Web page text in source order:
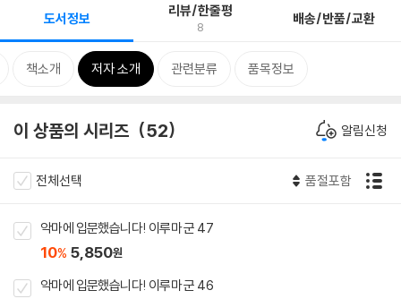
도서정보 리뷰/한줄평
8 배송/반품/교환
책소개 저자 소개 관련분류 품목정보
이 상품의 시리즈 52 알림신청
전체선택 품절포함
악마에 입문했습니다! 이루마 군 47
10% 5,850원
악마에 입문했습니다! 이루마 군 46